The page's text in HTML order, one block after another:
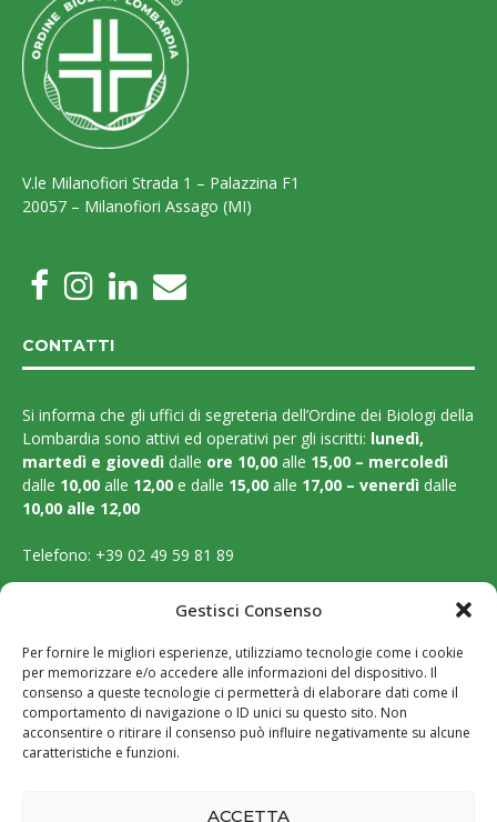
Gestisci Consenso
Per fornire le migliori esperienze, utilizziamo tecnologie come i cookie
per memorizzare e/o accedere alle informazioni del dispositivo. Il
consenso a queste tecnologie ci permetterà di elaborare dati come il
comportamento di navigazione o ID unici su questo sito. Non
acconsentire o ritirare il consenso può influire negativamente su alcune
caratteristiche e funzioni.
ACCETTA
V.le Milanofiori Strada 1 – Palazzina F1
20057 – Milanofiori Assago (MI)
CONTATTI
Si informa che gli uffici di segreteria dell’Ordine dei Biologi della
Lombardia sono attivi ed operativi per gli iscritti: lunedì,
martedì e giovedì dalle ore 10,00 alle 15,00 – mercoledì
dalle 10,00 alle 12,00 e dalle 15,00 alle 17,00 – venerdì dalle
10,00 alle 12,00
Telefono: +39 02 49 59 81 89
segreteria@ordinebiologilombardia.it
LEGAL PAGES
Amministrazione trasparente